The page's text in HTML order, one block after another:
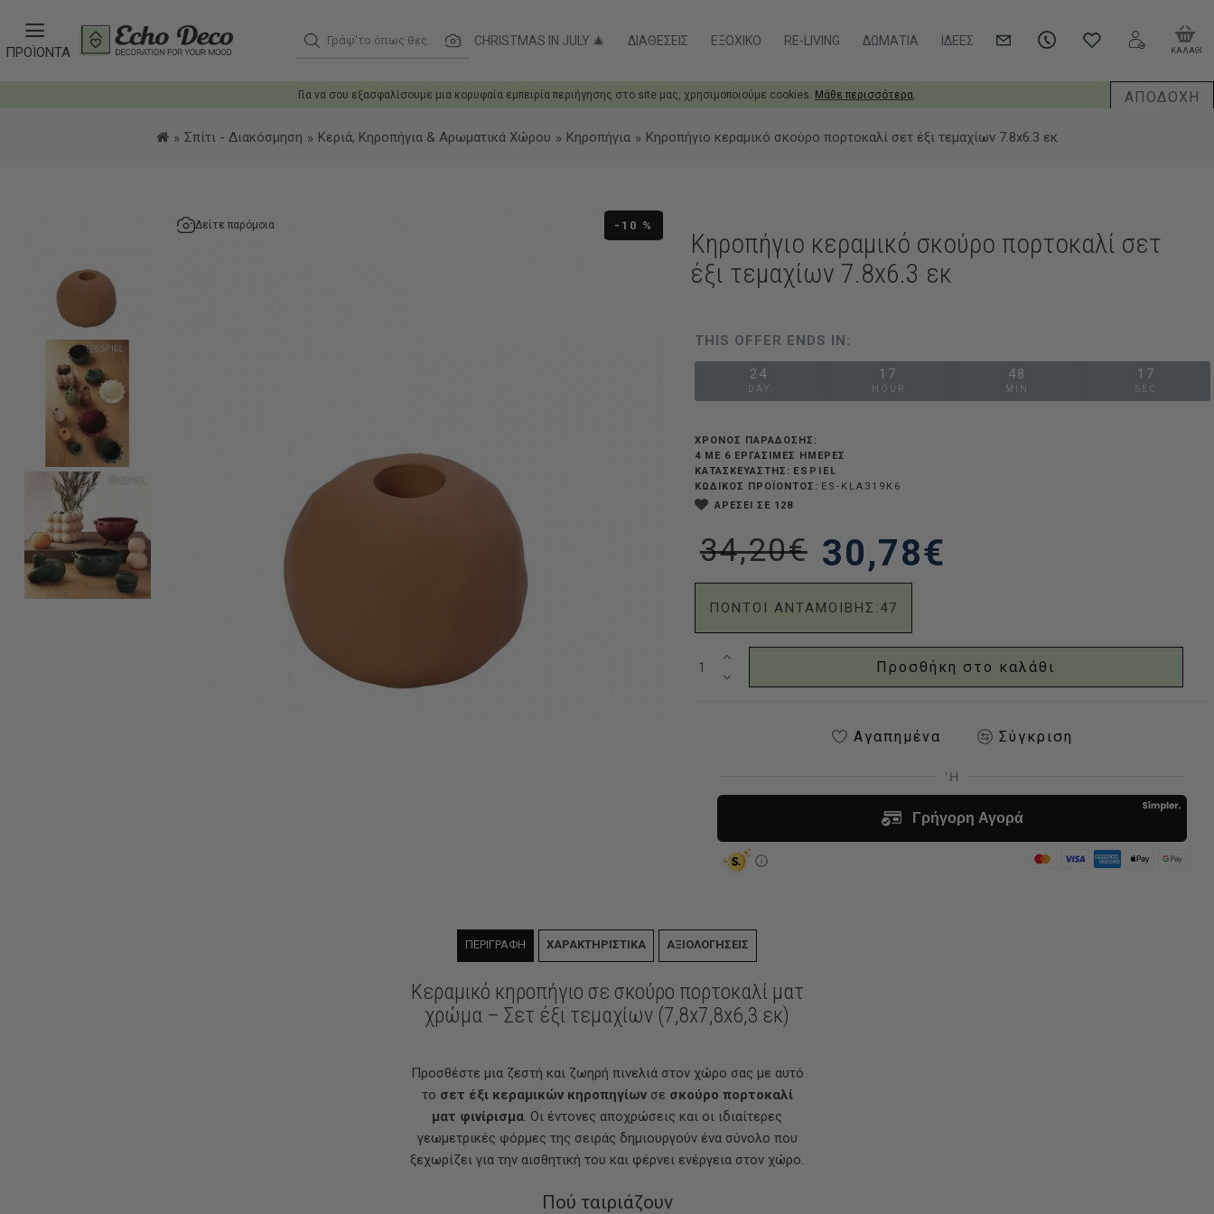
Για να σου εξασφαλίσουμε μια κορυφαία εμπειρία περιήγησης στο site μας, χρησιμοποιούμε cookies. Μάθε περισσότερα. ΑΠΟΔΟΧΗ
ΠΡΟΪΟΝΤΑ
Γράψ'το όπως θες.... CHRISTMAS IN JULY 🎄 ΔΙΑΘΈΣΕΙΣ ΕΞΟΧΙΚΌ RE-LIVING ΔΩΜΆΤΙΑ ΙΔΈΕΣ
ΚΑΛΑΘΙ
Σπίτι - Διακόσμηση Κεριά, Κηροπήγια & Αρωματικά Χώρου Κηροπήγια Κηροπήγιο κεραμικό σκούρο πορτοκαλί σετ έξι τεμαχίων 7.8x6.3 εκ
-10 %
Δείτε παρόμοια
Κηροπήγιο κεραμικό σκούρο πορτοκαλί σετ
έξι τεμαχίων 7.8x6.3 εκ
THIS OFFER ENDS IN:
24
DAY
17
HOUR
48
MIN
16
SEC
30,78€
34,20€
ΠΟΝΤΟΙ ΑΝΤΑΜΟΙΒΗΣ: 47
ΧΡΟΝΟΣ ΠΑΡΑΔΟΣΗΣ:
4 ΜΕ 6 ΕΡΓΆΣΙΜΕΣ ΗΜΈΡΕΣ
ΚΑΤΑΣΚΕΥΑΣΤΗΣ: ESPIEL
ΚΩΔΙΚΟΣ ΠΡΟΪΟΝΤΟΣ: ES-KLA319K6
ΑΡΕΣΕΙ ΣΕ 128
Προσθήκη στο καλάθι
Αγαπημένα Σύγκριση
ΠΕΡΙΓΡΑΦΗ ΧΑΡΑΚΤΗΡΙΣΤΙΚΑ ΑΞΙΟΛΟΓΗΣΕΙΣ
Κεραμικό κηροπήγιο σε σκούρο πορτοκαλί ματ
χρώμα – Σετ έξι τεμαχίων (7,8x7,8x6,3 εκ)
Προσθέστε μια ζεστή και ζωηρή πινελιά στον χώρο σας με αυτό
το σετ έξι κεραμικών κηροπηγίωνσε σκούρο πορτοκαλί
ματ φινίρισμα. Οι έντονες αποχρώσεις και οι ιδιαίτερες
γεωμετρικές φόρμες της σειράς δημιουργούν ένα σύνολο που
ξεχωρίζει για την αισθητική του και φέρνει ενέργεια στον χώρο.
Πού ταιριάζουν